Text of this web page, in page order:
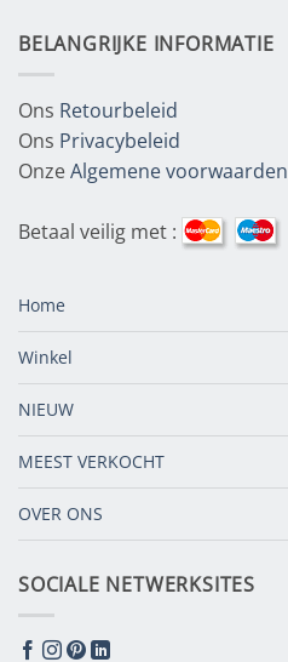
BELANGRIJKE INFORMATIE
Ons Retourbeleid
Ons Privacybeleid
OnzeAlgemene voorwaarden
Betaal veilig met :
Home
Winkel
NIEUW
MEEST VERKOCHT
OVER ONS
SOCIALE NETWERKSITES